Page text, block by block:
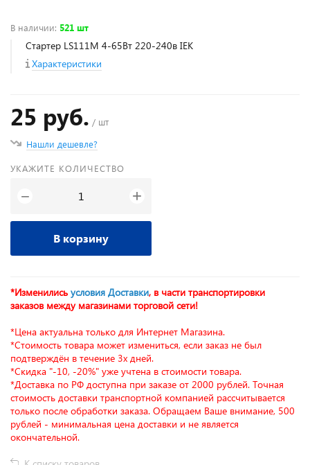
В наличии: 521 шт
Стартер LS111M 4-65Вт 220-240в IEK
Характеристики
25 руб. / шт
Нашли дешевле?
УКАЖИТЕ КОЛИЧЕСТВО
− +
В корзину
*Изменились условия Доставки, в части транспортировки
заказов между магазинами торговой сети!
*Цена актуальна только для Интернет Магазина.
*Стоимость товара может измениться, если заказ не был
подтверждён в течение 3х дней.
*Скидка "-10, -20%" уже учтена в стоимости товара.
*Доставка по РФ доступна при заказе от 2000 рублей. Точная
стоимость доставки транспортной компанией рассчитывается
только после обработки заказа. Обращаем Ваше внимание, 500
рублей - минимальная цена доставки и не является
окончательной.